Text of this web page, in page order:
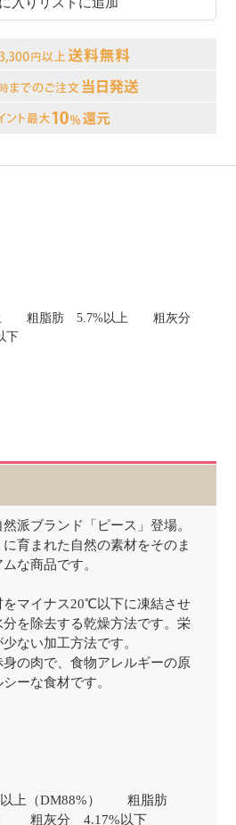
上 粗脂肪 5.7%以上 粗灰分
下
派ブランド「ピース」登場。
に育まれた自然の素材をそのま
な商品です。
をマイナス20℃以下に凍結させ
を除去する乾燥方法です。栄
ない加工方法です。
の肉で、食物アレルギーの原
ーな食材です。
以上（DM88%） 粗脂肪
） 粗灰分 4.17%以下